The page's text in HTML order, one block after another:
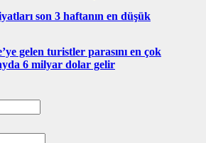
son 3 haftanın en düşük
gelen turistler parasını en çok
6 milyar dolar gelir